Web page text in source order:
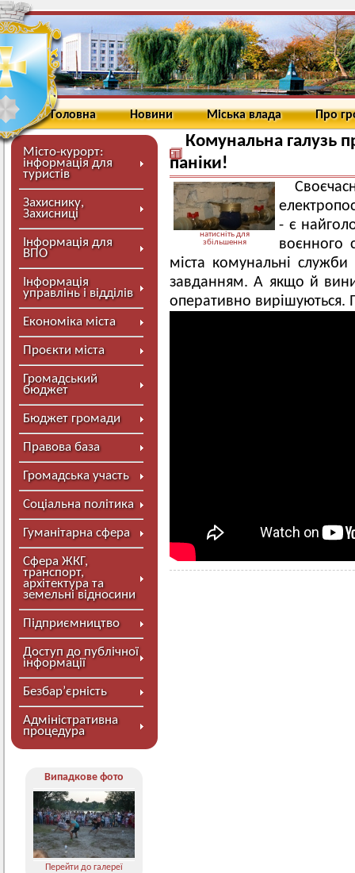
Головна Новини Міська влада Про
Місто-курорт:
інформація для
туристів
Захиснику,
Захисниці
Інформація для
ВПО
Інформація
управлінь і відділів
Економіка міста
Проєкти міста
Громадський
бюджет
Бюджет громади
Правова база
Громадська участь
Соціальна політика
Гуманітарна сфера
Сфера ЖКГ,
транспорт,
архітектура та
земельні відносини
Підприємництво
Доступ до публічної
інформації
Безбар’єрність
Адміністративна
процедура
Випадкове фото
Перейти до галереї
Комунальна галузь
паніки!
натисніть для
збільшення
- є
воєнного
міста комунальні
завданням. А якщо й
оперативно вирішуються.